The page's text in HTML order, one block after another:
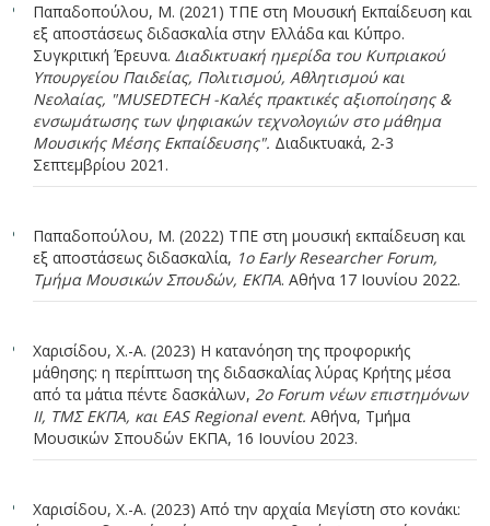
Παπαδοπούλου, Μ. (2021) ΤΠΕ στη Μουσική Εκπαίδευση και
εξ αποστάσεως διδασκαλία στην Ελλάδα και Κύπρο.
Συγκριτική Έρευνα. Διαδικτυακή ημερίδα του Κυπριακού
Υπουργείου Παιδείας, Πολιτισμού, Αθλητισμού και
Νεολαίας, "MUSEDTECH -Kαλές πρακτικές αξιοποίησης &
ενσωμάτωσης των ψηφιακών τεχνολογιών στο μάθημα
Μουσικής Μέσης Εκπαίδευσης". Διαδικτυακά, 2-3
Σεπτεμβρίου 2021.
Παπαδοπούλου, Μ. (2022) ΤΠΕ στη μουσική εκπαίδευση και
εξ αποστάσεως διδασκαλία, 1ο Early Researcher Forum,
Τμήμα Μουσικών Σπουδών, ΕΚΠΑ. Αθήνα 17 Iουνίου 2022.
Χαρισίδου, Χ.-Α. (2023) Η κατανόηση της προφορικής
μάθησης: η περίπτωση της διδασκαλίας λύρας Κρήτης μέσα
από τα μάτια πέντε δασκάλων, 2ο Forum νέων επιστημόνων
ΙΙ, ΤΜΣ ΕΚΠΑ, και EAS Regional event. Αθήνα, Τμήμα
Μουσικών Σπουδών ΕΚΠΑ, 16 Ιουνίου 2023.
Χαρισίδου, Χ.-Α. (2023) Από την αρχαία Μεγίστη στο κονάκι: